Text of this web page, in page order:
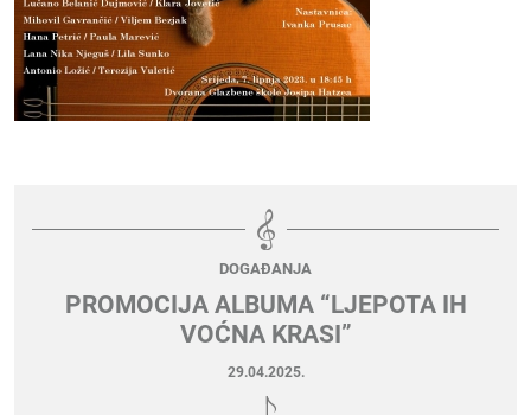
DOGAĐANJA
PROMOCIJA ALBUMA “LJEPOTA IH
VOĆNA KRASI”
29.04.2025.